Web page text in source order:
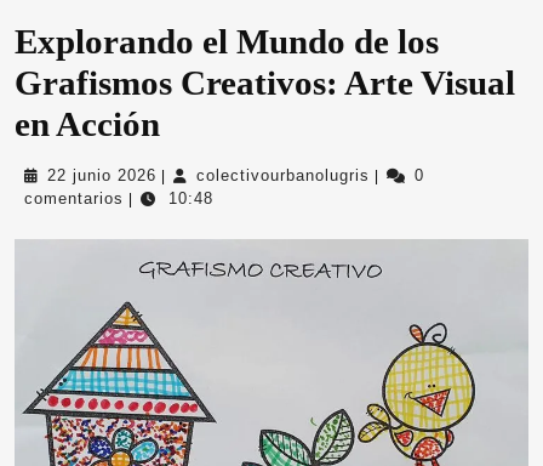
Explorando el Mundo de los
Grafismos Creativos: Arte Visual
en Acción
22 junio 2026 22
junio
colectivourbanolugris colectivourbanolugris
0
comentarios
10:48